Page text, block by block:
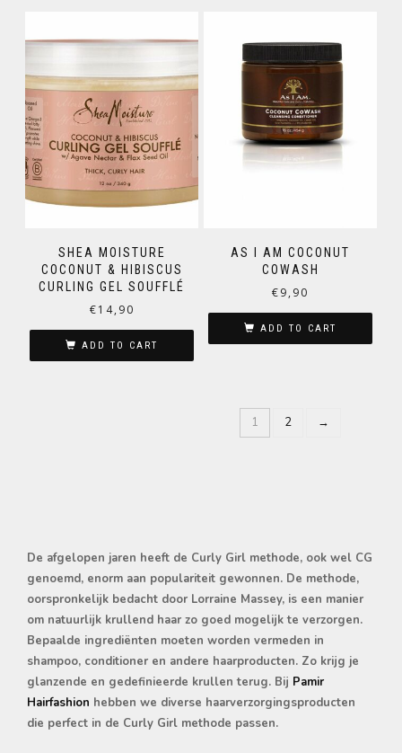
SHEA MOISTURE
COCONUT & HIBISCUS
CURLING GEL SOUFFLÉ
€14,90
ADD TO CART
AS I AM COCONUT
COWASH
€9,90
ADD TO CART
1 2 →
De afgelopen jaren heeft de Curly Girl methode, ook wel CG
genoemd, enorm aan populariteit gewonnen. De methode,
oorspronkelijk bedacht door Lorraine Massey, is een manier
om natuurlijk krullend haar zo goed mogelijk te verzorgen.
Bepaalde ingrediënten moeten worden vermeden in
shampoo, conditioner en andere haarproducten. Zo krijg je
glanzende en gedefinieerde krullen terug. Bij Pamir
Hairfashion hebben we diverse haarverzorgingsproducten
die perfect in de Curly Girl methode passen.